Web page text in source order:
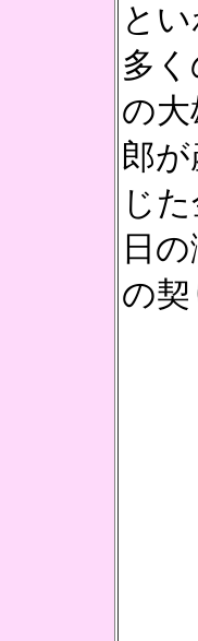
と
多
の
郎
じ
日
の